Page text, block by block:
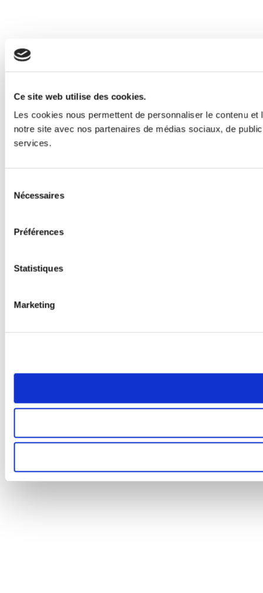
Ce site web utilise des cookies.
Les cookies nous permettent de personnaliser le contenu
notre site avec nos partenaires de médias sociaux, de
services.
Nécessaires
Préférences
Statistiques
Marketing